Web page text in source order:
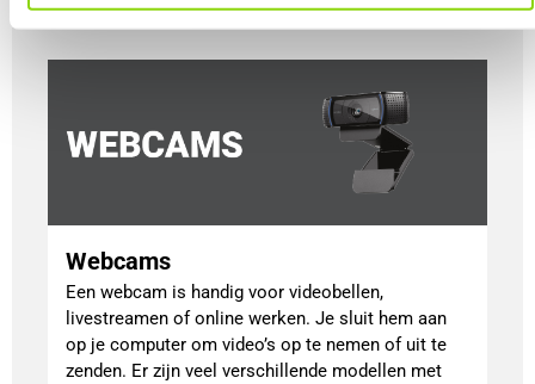
Webcams
Een webcam is handig voor videobellen,
livestreamen of online werken. Je sluit hem aan
op je computer om video’s op te nemen of uit te
zenden. Er zijn veel verschillende modellen met